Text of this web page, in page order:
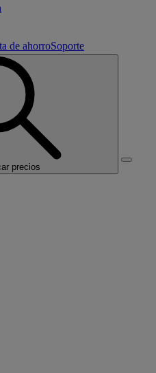
de ahorroSoporte
precios